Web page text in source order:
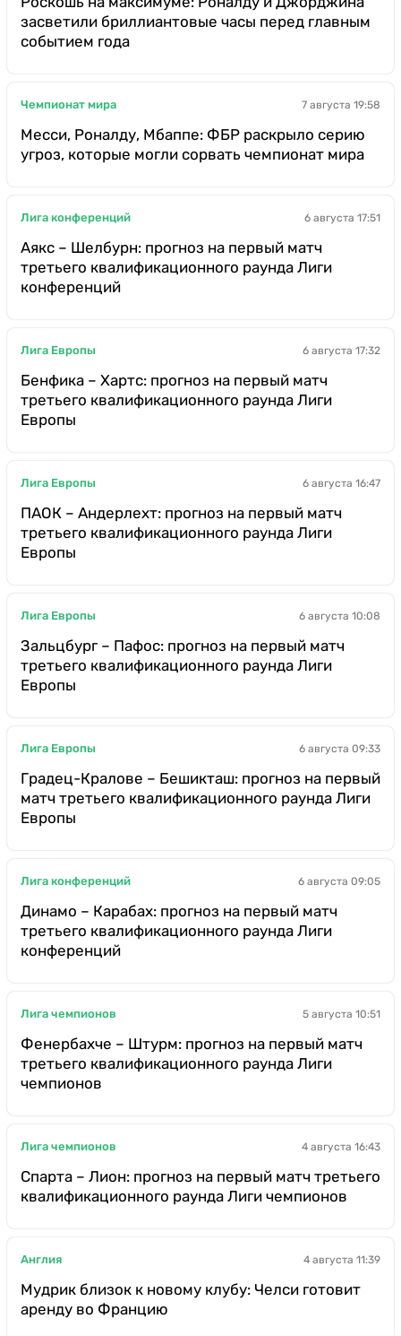
засветили бриллиантовые часы перед главным
событием года
Чемпионат мира 7 августа 19:58
Месси, Роналду, Мбаппе: ФБР раскрыло серию
угроз, которые могли сорвать чемпионат мира
Лига конференций 6 августа 17:51
Аякс – Шелбурн: прогноз на первый матч
третьего квалификационного раунда Лиги
конференций
Лига Европы 6 августа 17:32
Бенфика – Хартс: прогноз на первый матч
третьего квалификационного раунда Лиги
Европы
Лига Европы 6 августа 16:47
ПАОК – Андерлехт: прогноз на первый матч
третьего квалификационного раунда Лиги
Европы
Лига Европы 6 августа 10:08
Зальцбург – Пафос: прогноз на первый матч
третьего квалификационного раунда Лиги
Европы
Лига Европы 6 августа 09:33
Градец-Кралове – Бешикташ: прогноз на первый
матч третьего квалификационного раунда Лиги
Европы
Лига конференций 6 августа 09:05
Динамо – Карабах: прогноз на первый матч
третьего квалификационного раунда Лиги
конференций
Лига чемпионов 5 августа 10:51
Фенербахче – Штурм: прогноз на первый матч
третьего квалификационного раунда Лиги
чемпионов
Лига чемпионов 4 августа 16:43
Спарта – Лион: прогноз на первый матч третьего
квалификационного раунда Лиги чемпионов
Англия 4 августа 11:39
Мудрик близок к новому клубу: Челси готовит
аренду во Францию